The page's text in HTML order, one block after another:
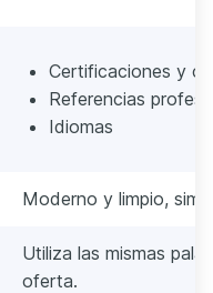
Certificaciones y
Referencias
Idiomas
Moderno y limpio,
Utiliza las mismas
oferta.